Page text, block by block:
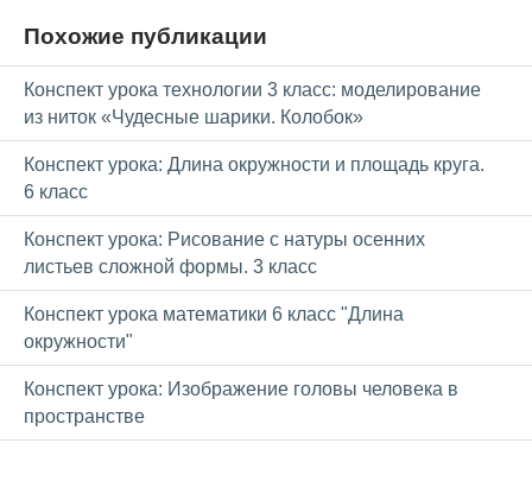
Похожие публикации
Конспект урока технологии 3 класс: моделирование
из ниток «Чудесные шарики. Колобок»
Конспект урока: Длина окружности и площадь круга.
6 класс
Конспект урока: Рисование с натуры осенних
листьев сложной формы. 3 класс
Конспект урока математики 6 класс "Длина
окружности"
Конспект урока: Изображение головы человека в
пространстве